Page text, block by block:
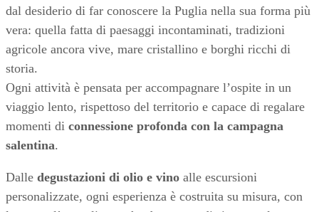
dal desiderio di far conoscere la Puglia nella sua forma più
vera: quella fatta di paesaggi incontaminati, tradizioni
agricole ancora vive, mare cristallino e borghi ricchi di
storia.
Ogni attività è pensata per accompagnare l’ospite in un
viaggio lento, rispettoso del territorio e capace di regalare
momenti di connessione profonda con la campagna
salentina.
Dalle degustazioni di olio e vino alle escursioni
personalizzate, ogni esperienza è costruita su misura, con